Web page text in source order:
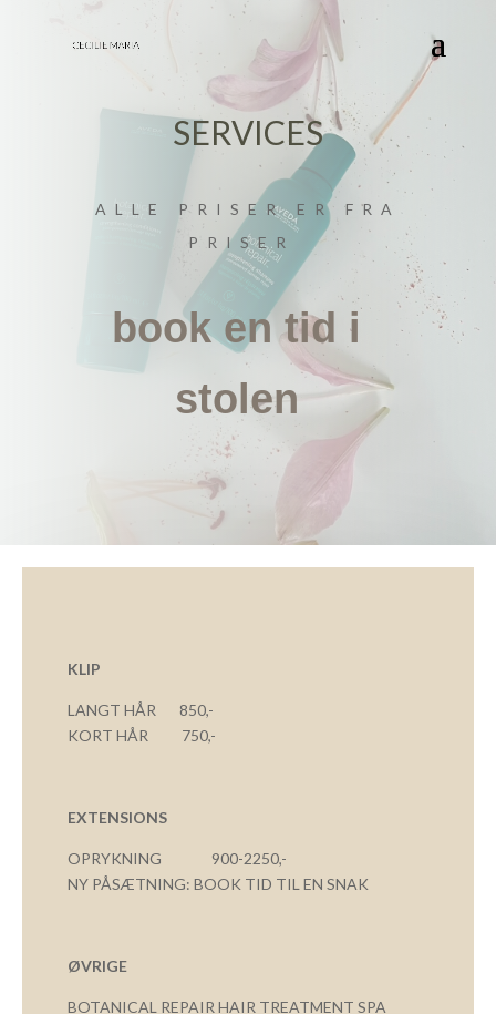
SERVICES
ALLE PRISER ER FRA
PRISER
book en tid i
stolen
KLIP
LANGT HÅR 850,-
KORT HÅR 750,-
EXTENSIONS
OPRYKNING 900-2250,-
NY PÅSÆTNING: BOOK TID TIL EN SNAK
ØVRIGE
BOTANICAL REPAIR HAIR TREATMENT SPA